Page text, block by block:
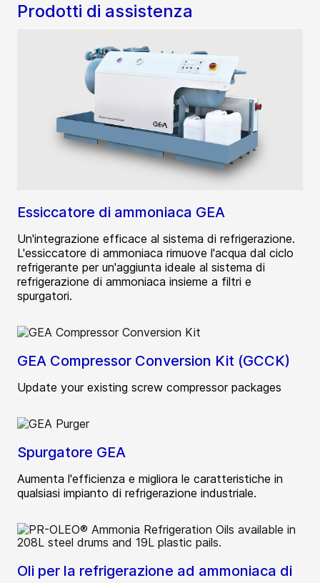
Prodotti di assistenza
Essiccatore di ammoniaca GEA
Un'integrazione efficace al sistema di refrigerazione.
L'essiccatore di ammoniaca rimuove l'acqua dal ciclo
refrigerante per un'aggiunta ideale al sistema di
refrigerazione di ammoniaca insieme a filtri e
spurgatori.
GEA Compressor Conversion Kit (GCCK)
Update your existing screw compressor packages
Spurgatore GEA
Aumenta l'efficienza e migliora le caratteristiche in
qualsiasi impianto di refrigerazione industriale.
Oli per la refrigerazione ad ammoniaca di